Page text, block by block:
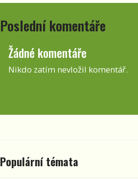
Poslední komentáře
Žádné komentáře
Nikdo zatím nevložil komentář.
Populární témata